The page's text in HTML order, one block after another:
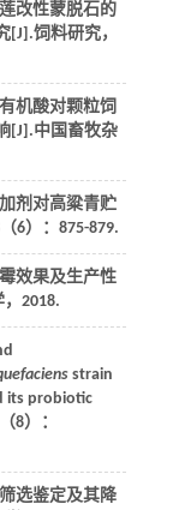
改性蒙脱石的
[J].饲料研究，
机酸对颗粒饲
[J].中国畜牧杂
剂对高粱青贮
（6）：875-879.
效果及生产性
2018.
strain
its probiotic
8）：
选鉴定及其降